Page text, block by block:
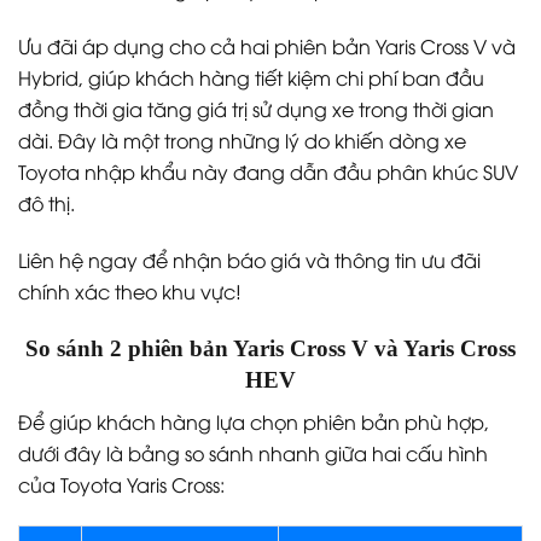
Ưu đãi áp dụng cho cả hai phiên bản Yaris Cross V và
Hybrid, giúp khách hàng tiết kiệm chi phí ban đầu
đồng thời gia tăng giá trị sử dụng xe trong thời gian
dài. Đây là một trong những lý do khiến dòng xe
Toyota nhập khẩu này đang dẫn đầu phân khúc SUV
đô thị.
Liên hệ ngay để nhận báo giá và thông tin ưu đãi
chính xác theo khu vực!
So sánh 2 phiên bản Yaris Cross V và Yaris Cross
HEV
Để giúp khách hàng lựa chọn phiên bản phù hợp,
dưới đây là bảng so sánh nhanh giữa hai cấu hình
của Toyota Yaris Cross: